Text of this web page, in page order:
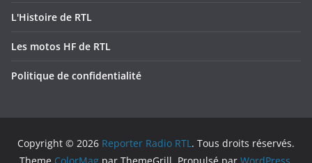
L'Histoire de RTL
Les motos HF de RTL
Politique de confidentialité
Copyright © 2026 Reporter Radio RTL. Tous droits réservés.